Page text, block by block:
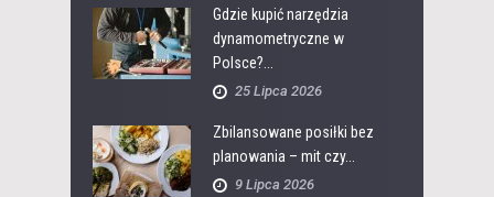
Gdzie kupić narzędzia
dynamometryczne w
Polsce?...
25 Lipca 2026
Zbilansowane posiłki bez
planowania – mit czy...
9 Lipca 2026